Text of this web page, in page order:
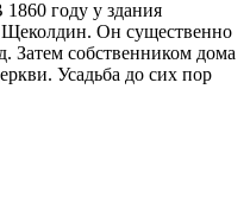
году у здания
Щеколдин. Он существенно
Затем собственником дома
Усадьба до сих пор